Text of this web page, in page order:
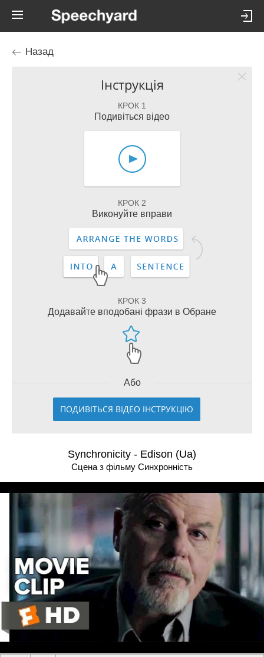
Назад
Інструкція
КРОК 1
Подивіться відео
КРОК 2
Виконуйте вправи
КРОК 3
Додавайте вподобані фрази в Обране
Або
ПОДИВІТЬСЯ ВІДЕО ІНСТРУКЦІЮ
Synchronicity - Edison (Ua)
Сцена з фільму Синхронність